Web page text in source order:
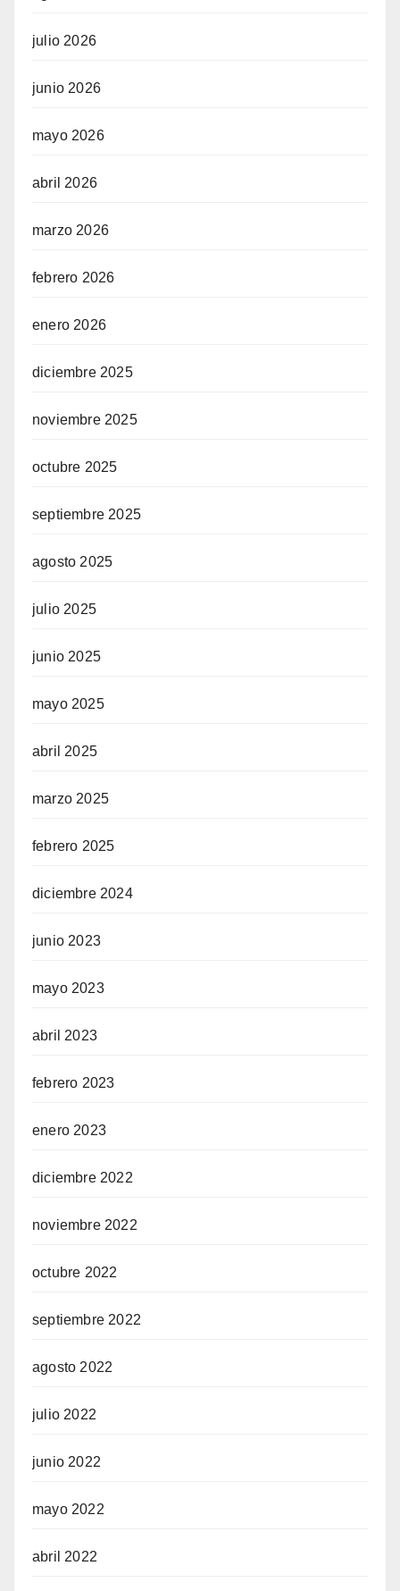
julio 2026
junio 2026
mayo 2026
abril 2026
marzo 2026
febrero 2026
enero 2026
diciembre 2025
noviembre 2025
octubre 2025
septiembre 2025
agosto 2025
julio 2025
junio 2025
mayo 2025
abril 2025
marzo 2025
febrero 2025
diciembre 2024
junio 2023
mayo 2023
abril 2023
febrero 2023
enero 2023
diciembre 2022
noviembre 2022
octubre 2022
septiembre 2022
agosto 2022
julio 2022
junio 2022
mayo 2022
abril 2022